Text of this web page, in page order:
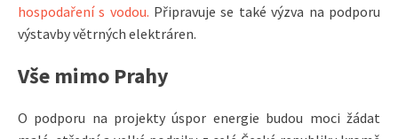
hospodaření s vodou. Připravuje se také výzva na podporu
výstavby větrných elektráren.
Vše mimo Prahy
O podporu na projekty úspor energie budou moci žádat